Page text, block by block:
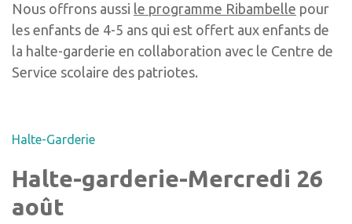
Nous offrons aussi le programme Ribambelle pour
les enfants de 4-5 ans qui est offert aux enfants de
la halte-garderie en collaboration avec le Centre de
Service scolaire des patriotes.
Halte-Garderie
Halte-garderie-Mercredi 26
août